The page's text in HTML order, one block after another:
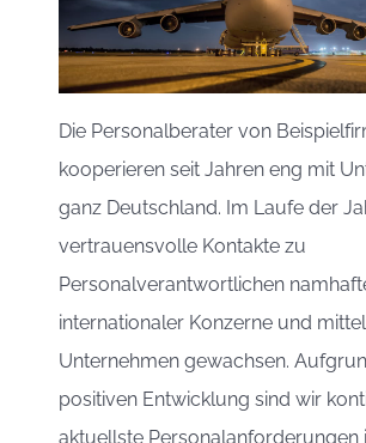
CW-HIRE DEMO
Die Personalberater von
kooperieren seit Jahren eng mit
ganz Deutschland. Im Laufe der
vertrauensvolle Kontakte zu
Personalverantwortlichen
internationaler Konzerne und
Unternehmen gewachsen.
positiven Entwicklung sind wir
aktuellste Personalanforderungen